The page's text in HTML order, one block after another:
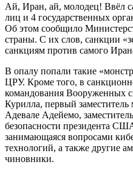
Ай, Иран, ай, молодец! Ввёл
лиц и 4 государственных
Об этом сообщило
страны. С их слов, санкции
санкциям против самого
В опалу попали такие
ЦРУ. Кроме того, в
командования Вооруженных
Курилла, первый
Адевале Адейемо,
безопасности президента
занимающаяся вопросами
технологий, а также другие
чиновники.